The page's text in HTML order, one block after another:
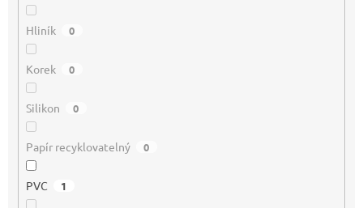
Hliník 0
Korek 0
Silikon 0
Papír recyklovatelný 0
PVC 1